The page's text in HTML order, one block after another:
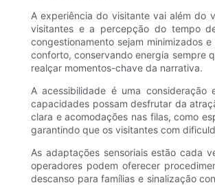
A experiência do visitante vai além do
visitantes e a percepção do tempo
congestionamento sejam minimizados
conforto, conservando energia sempre
realçar momentos-chave da narrativa.
A acessibilidade é uma
capacidades possam desfrutar da
clara e acomodações nas filas, como
garantindo que os visitantes com
As adaptações sensoriais estão cada
operadores podem oferecer
descanso para famílias e sinalização